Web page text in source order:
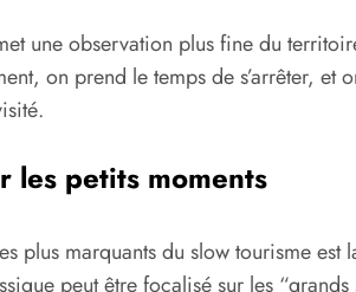
une observation plus fine du
on prend le temps de s’arrêter,
les petits moments
plus marquants du slow tourisme
peut être focalisé sur les